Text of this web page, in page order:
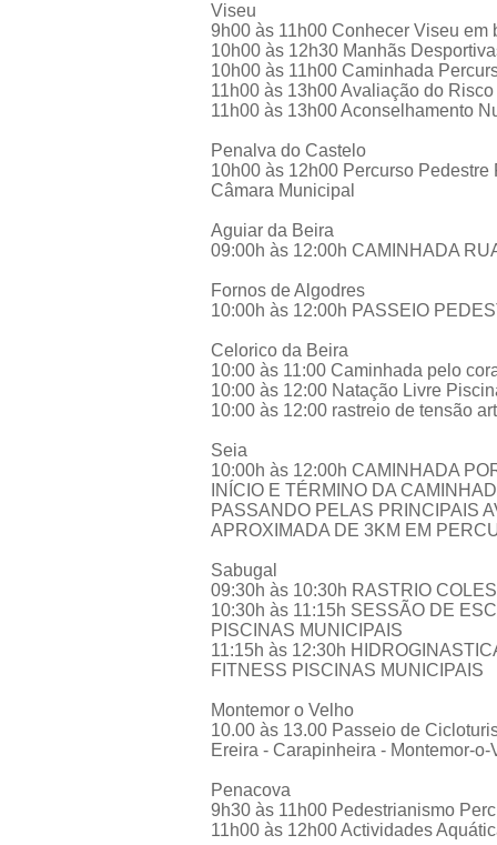
Viseu
9h00 às 11h00 Conhecer Viseu
10h00 às 12h30 Manhãs
10h00 às 11h00 Caminhada
11h00 às 13h00 Avaliação do
11h00 às 13h00 Aconselhamento
Penalva do Castelo
10h00 às 12h00 Percurso
Câmara Municipal
Aguiar da Beira
09:00h às 12:00h CAMINHADA
Fornos de Algodres
10:00h às 12:00h PASSEIO
Celorico da Beira
10:00 às 11:00 Caminhada pelo
10:00 às 12:00 Natação Livre
10:00 às 12:00 rastreio de tensão
Seia
10:00h às 12:00h CAMINHADA
INÍCIO E TÉRMINO DA
PASSANDO PELAS PRINCIPAIS
APROXIMADA DE 3KM EM
Sabugal
09:30h às 10:30h RASTRIO
10:30h às 11:15h SESSÃO DE
PISCINAS MUNICIPAIS
11:15h às 12:30h
FITNESS PISCINAS MUNICIPAIS
Montemor o Velho
10.00 às 13.00 Passeio de
Ereira - Carapinheira - Montemor-o-
Penacova
9h30 às 11h00 Pedestrianismo
11h00 às 12h00 Actividades